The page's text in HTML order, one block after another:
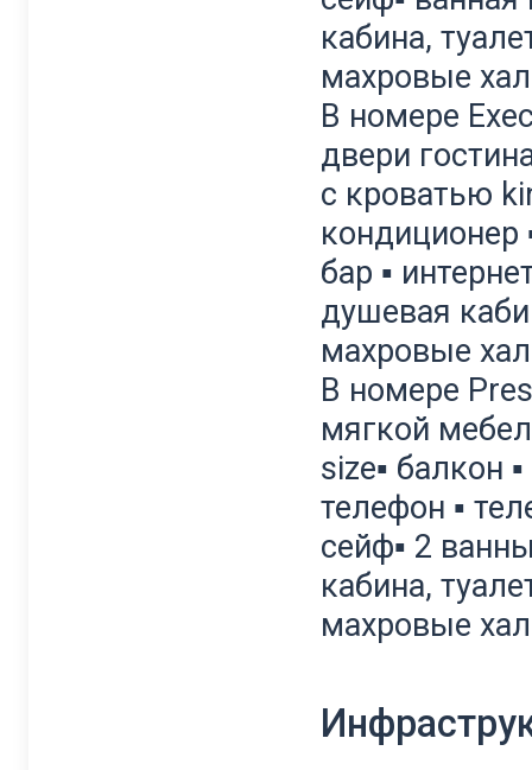
кабина,
махровые
В номере
двери
с кроватью
кондиционер
бар ▪
душевая
махровые
В номере
мягкой
size▪ балкон
телефон ▪
сейф▪ 2
кабина,
махровые